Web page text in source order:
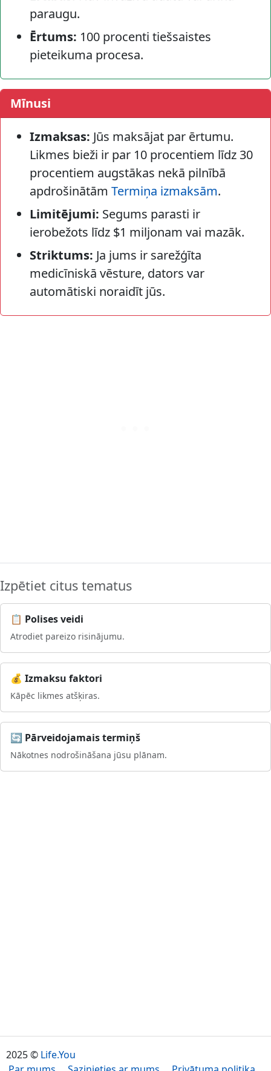
paraugu.
Ērtums: 100 procenti tiešsaistes
pieteikuma procesa.
Mīnusi
Izmaksas: Jūs maksājat par ērtumu.
Likmes bieži ir par 10 procentiem līdz 30
procentiem augstākas nekā pilnībā
apdrošinātām Termiņa izmaksām.
Limitējumi: Segums parasti ir
ierobežots līdz $1 miljonam vai mazāk.
Striktums: Ja jums ir sarežģīta
medicīniskā vēsture, dators var
automātiski noraidīt jūs.
Izpētiet citus tematus
📋 Polises veidi
Atrodiet pareizo risinājumu.
💰 Izmaksu faktori
Kāpēc likmes atšķiras.
🔄 Pārveidojamais termiņš
Nākotnes nodrošināšana jūsu plānam.
2025 © Life.You